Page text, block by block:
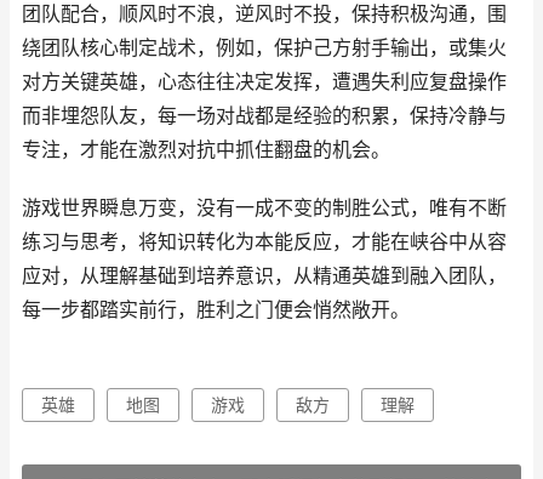
团队配合，顺风时不浪，逆风时不投，保持积极沟通，围
绕团队核心制定战术，例如，保护己方射手输出，或集火
对方关键英雄，心态往往决定发挥，遭遇失利应复盘操作
而非埋怨队友，每一场对战都是经验的积累，保持冷静与
专注，才能在激烈对抗中抓住翻盘的机会。
游戏世界瞬息万变，没有一成不变的制胜公式，唯有不断
练习与思考，将知识转化为本能反应，才能在峡谷中从容
应对，从理解基础到培养意识，从精通英雄到融入团队，
每一步都踏实前行，胜利之门便会悄然敞开。
英雄 地图 游戏 敌方 理解